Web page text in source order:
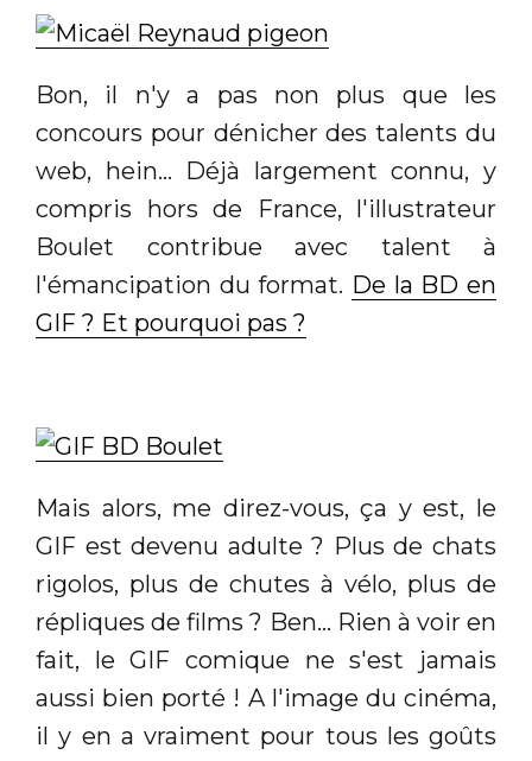
Bon, il n'y a pas non plus que les
concours pour dénicher des talents du
web, hein... Déjà largement connu, y
compris hors de France, l'illustrateur
Boulet contribue avec talent à
l'émancipation du format. De la BD en
GIF ? Et pourquoi pas ?
Mais alors, me direz-vous, ça y est, le
GIF est devenu adulte ? Plus de chats
rigolos, plus de chutes à vélo, plus de
répliques de films ? Ben... Rien à voir en
fait, le GIF comique ne s'est jamais
aussi bien porté ! A l'image du cinéma,
il y en a vraiment pour tous les goûts